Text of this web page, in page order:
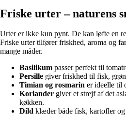
Friske urter – naturens
Urter er ikke kun pynt. De kan løfte en
Friske urter tilfører friskhed, aroma og
mange måder.
Basilikum passer perfekt til
Persille giver friskhed til fisk,
Timian og rosmarin er ideelle til
Koriander giver et strejf af det
køkken.
Dild klæder både fisk, kartofler